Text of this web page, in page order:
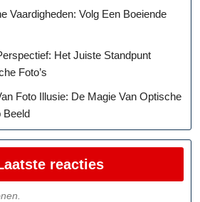
Vaardigheden: Volg Een Boeiende
Het Juiste Standpunt
Foto’s
Foto Illusie: De Magie Van Optische
Beeld
reacties